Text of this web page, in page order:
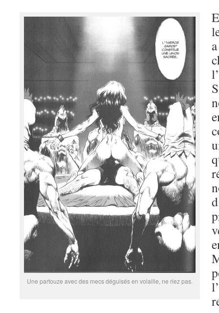
Une partouze avec des mecs déguisés en volaille, ne riez pas.